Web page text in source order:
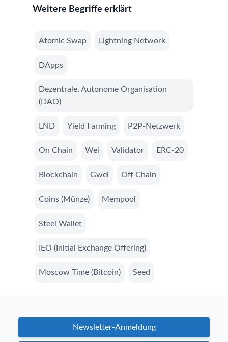
Weitere Begriffe erklärt
Atomic Swap Lightning Network
DApps
Dezentrale, Autonome Organisation
(DAO)
LND Yield Farming P2P-Netzwerk
On Chain Wei Validator ERC-20
Blockchain Gwei Off Chain
Coins (Münze) Mempool
Steel Wallet
IEO (Initial Exchange Offering)
Moscow Time (Bitcoin) Seed
Newsletter-Anmeldung